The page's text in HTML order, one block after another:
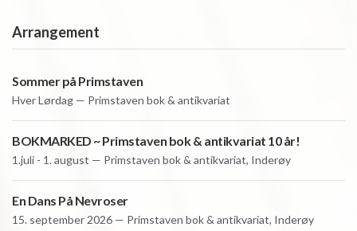
Arrangement
Sommer på Primstaven
HverLørdag — Primstaven bok & antikvariat
BOKMARKED ~ Primstaven bok & antikvariat 10 år!
1.juli - 1. august — Primstaven bok & antikvariat, Inderøy
En Dans På Nevroser
15. september 2026 — Primstaven bok & antikvariat, Inderøy